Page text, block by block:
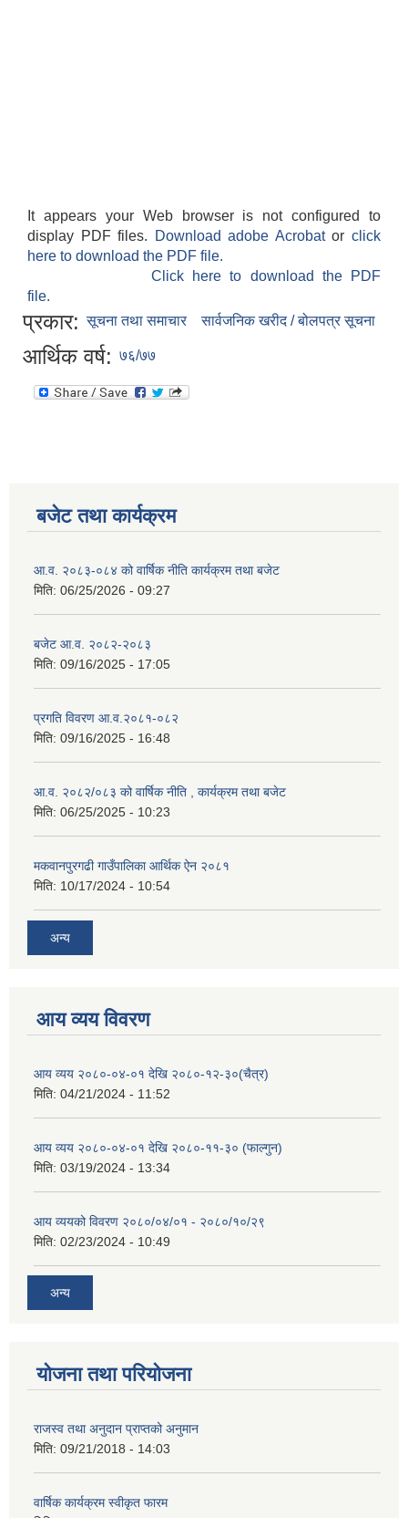
It appears your Web browser is not configured to
display PDF files.
Download adobe Acrobatorclick
here to download the PDF file.
Click here to download the PDF
file.
प्रकार: सूचना तथा समाचार सार्वजनिक खरीद / बोलपत्र सूचना
आर्थिक वर्ष: ७६/७७
बजेट तथा कार्यक्रम
आ.व. २०८३-०८४ को वार्षिक नीति कार्यक्रम तथा बजेट
मिति: 06/25/2026 - 09:27
बजेट आ.व. २०८२-२०८३
मिति: 09/16/2025 - 17:05
प्रगति विवरण आ.व.२०८१-०८२
मिति: 09/16/2025 - 16:48
आ.व. २०८२/०८३ को वार्षिक नीति , कार्यक्रम तथा बजेट
मिति: 06/25/2025 - 10:23
मकवानपुरगढी गाउँपालिका आर्थिक ‌‌‌ऐन २०८१
मिति: 10/17/2024 - 10:54
अन्य
आय व्यय विवरण
आय व्यय २०८०-०४-०१ देखि २०८०-१२-३०(चैत्र)
मिति: 04/21/2024 - 11:52
आय व्यय २०८०-०४-०१ देखि २०८०-११-३० (फाल्गुन)
मिति: 03/19/2024 - 13:34
आय व्ययको विवरण २०८०/०४/०१ - २०८०/१०/२९
मिति: 02/23/2024 - 10:49
अन्य
योजना तथा परियोजना
राजस्व तथा अनुदान प्राप्तको अनुमान
मिति: 09/21/2018 - 14:03
वार्षिक कार्यक्रम स्वीकृत फारम